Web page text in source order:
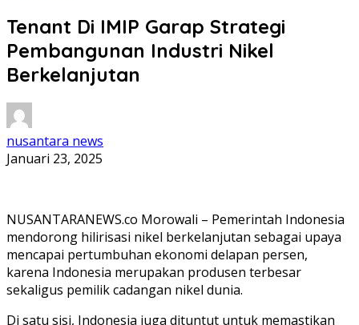
Tenant Di IMIP Garap Strategi
Pembangunan Industri Nikel
Berkelanjutan
nusantara news
Januari 23, 2025
NUSANTARANEWS.co Morowali – Pemerintah Indonesia
mendorong hilirisasi nikel berkelanjutan sebagai upaya
mencapai pertumbuhan ekonomi delapan persen,
karena Indonesia merupakan produsen terbesar
sekaligus pemilik cadangan nikel dunia.
Di satu sisi, Indonesia juga dituntut untuk memastikan